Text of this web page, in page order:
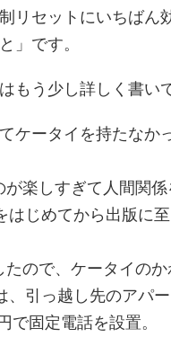
リセットにいちばん
」です。
もう少し詳しく書い
ケータイを持たなか
楽しすぎて人間関
はじめてから出版に
ので、ケータイの
引っ越し先のアパ
固定電話を設置。